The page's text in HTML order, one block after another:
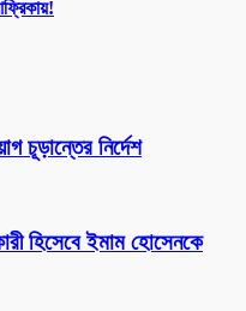
চূড়ান্তের নির্দেশ
হিসেবে ইমাম হোসেনকে